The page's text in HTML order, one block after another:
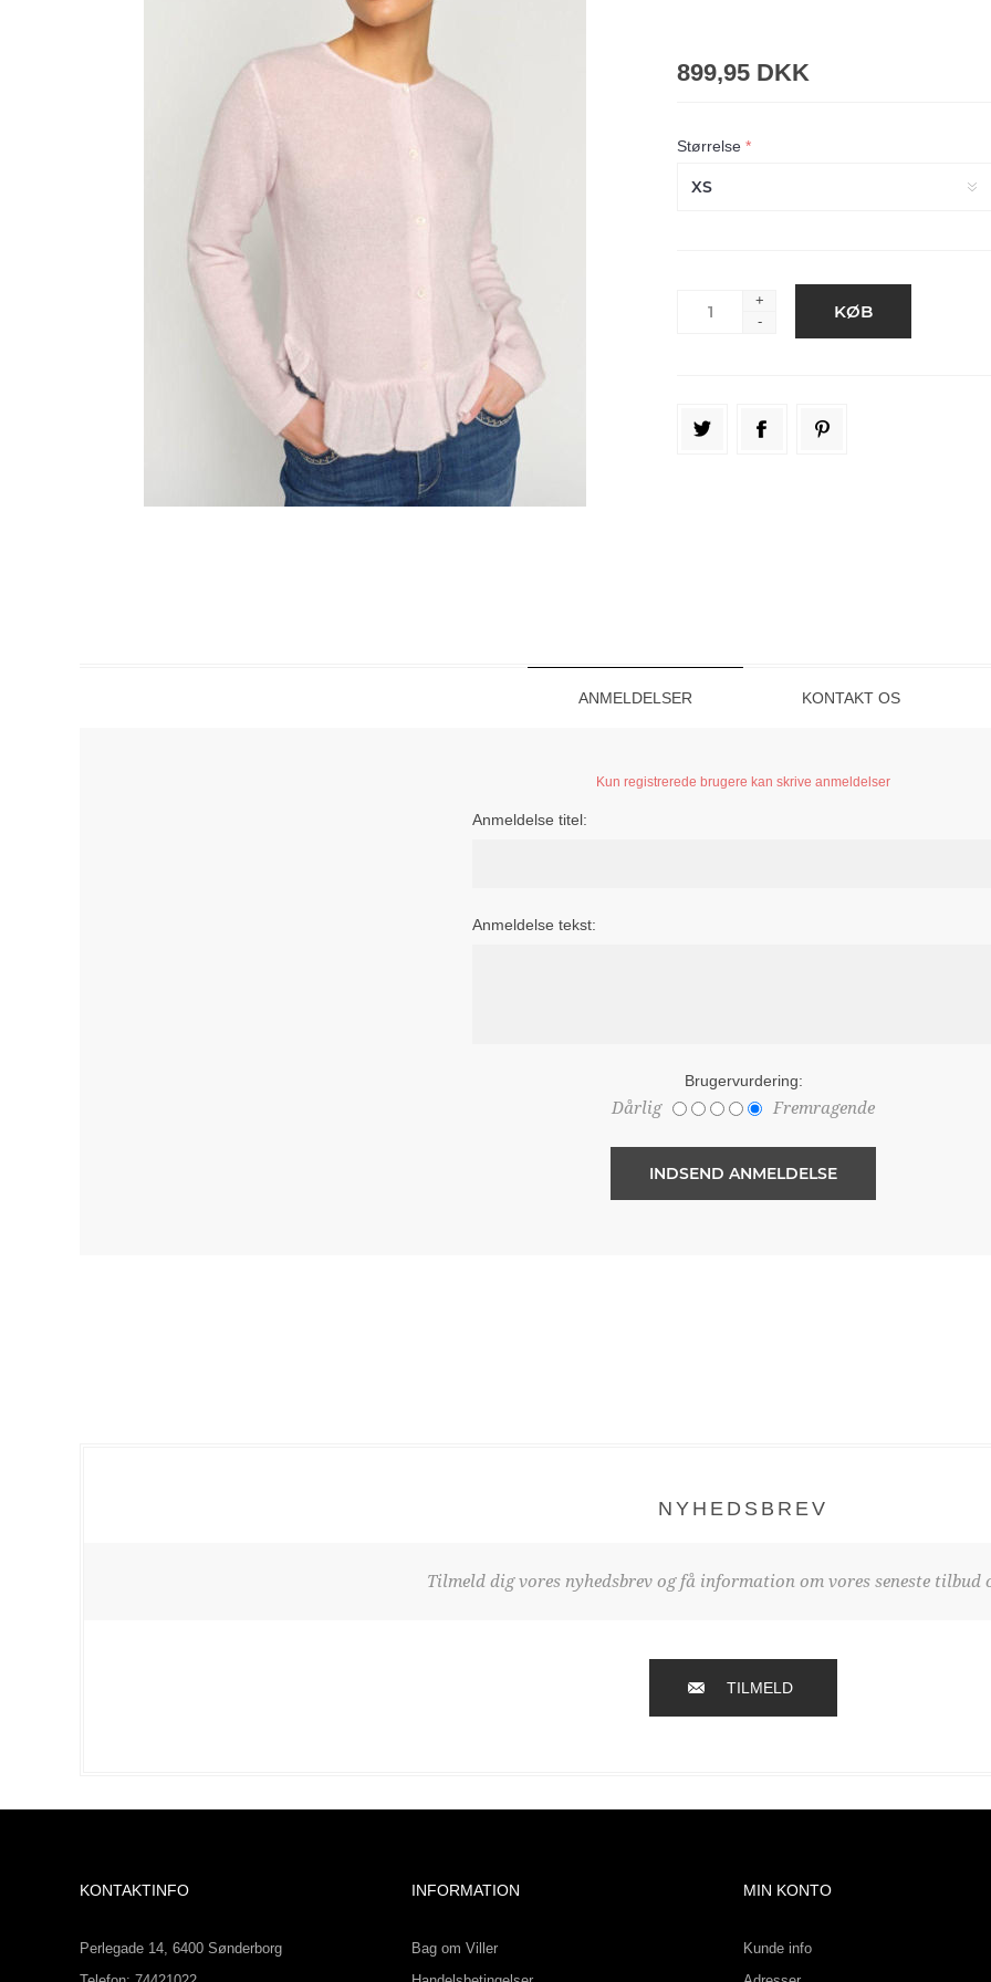
899,95 DKK
Størrelse *
+
-
ANMELDELSER KONTAKT OS
Kun registrerede brugere kan skrive anmeldelser
Anmeldelse titel:
Anmeldelse tekst:
Brugervurdering:
Dårlig Fremragende
NYHEDSBREV
Tilmeld dig vores nyhedsbrev og få information om vores seneste tilbud
TILMELD
KONTAKTINFO
Perlegade 14, 6400 Sønderborg
INFORMATION
Bag om Viller
MIN KONTO
Kunde info